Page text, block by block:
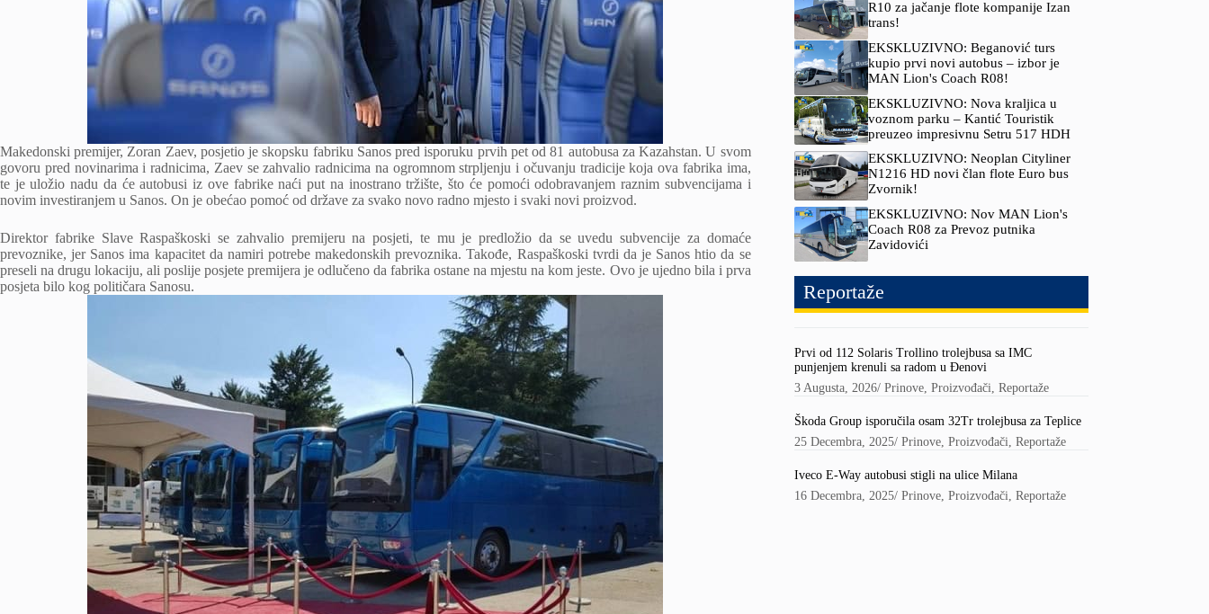
Makedonski premijer, Zoran Zaev, posjetio je skopsku fabriku Sanos pred isporuku prvih pet od 81 autobusa za Kazahstan. U svom
govoru pred novinarima i radnicima, Zaev se zahvalio radnicima na ogromnom strpljenju i očuvanju tradicije koja ova fabrika ima,
te je uložio nadu da će autobusi iz ove fabrike naći put na inostrano tržište, što će pomoći odobravanjem raznim subvencijama i
novim investiranjem u Sanos. On je obećao pomoć od države za svako novo radno mjesto i svaki novi proizvod.
Direktor fabrike Slave Raspaškoski se zahvalio premijeru na posjeti, te mu je predložio da se uvedu subvencije za domaće
prevoznike, jer Sanos ima kapacitet da namiri potrebe makedonskih prevoznika. Takođe, Raspaškoski tvrdi da je Sanos htio da se
preseli na drugu lokaciju, ali poslije posjete premijera je odlučeno da fabrika ostane na mjestu na kom jeste. Ovo je ujedno bila i prva
posjeta bilo kog političara Sanosu.
R10 za jačanje flote kompanije Izan
trans!
EKSKLUZIVNO: Beganović turs
kupio prvi novi autobus – izbor je
MAN Lion's Coach R08!
EKSKLUZIVNO: Nova kraljica u
voznom parku – Kantić Touristik
preuzeo impresivnu Setru 517 HDH
EKSKLUZIVNO: Neoplan Cityliner
N1216 HD novi član flote Euro bus
Zvornik!
EKSKLUZIVNO: Nov MAN Lion's
Coach R08 za Prevoz putnika
Zavidovići
Reportaže
Prvi od 112 Solaris Trollino trolejbusa sa IMC
punjenjem krenuli sa radom u Đenovi
3 Augusta, 2026/Prinove,Proizvođači,Reportaže
Škoda Group isporučila osam 32Tr trolejbusa za Teplice
25 Decembra, 2025/Prinove,Proizvođači,Reportaže
Iveco E-Way autobusi stigli na ulice Milana
16 Decembra, 2025/Prinove,Proizvođači,Reportaže